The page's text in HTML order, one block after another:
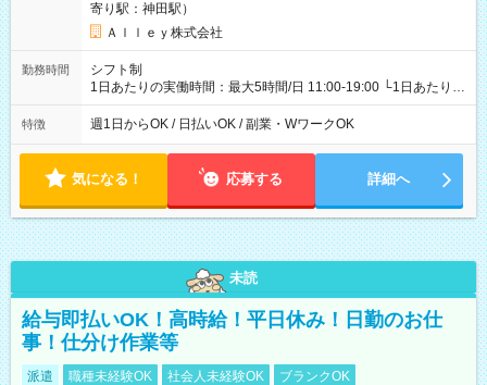
寄り駅：神田駅）
Ａｌｌｅｙ株式会社
勤務時間
シフト制
1日あたりの実働時間：最大5時間/日 11:00-19:00 └1日あたりの
実働時間：1-5時間 └上記の時間帯内であれば、いつでも勤務可
能！ └平日・土曜日の中で、お好きな曜日でご勤務いただけま
18:00 などのように、自由な働き方が可能なお仕事です！
特徴 週1日からOK / 日払いOK / 副業・WワークOK
気になる！ 応募する 詳細へ
未読
給与即払いOK！高時給！平日休み！日勤のお仕
事！仕分け作業等
派遣 職種未経験OK 社会人未経験OK
ブランクOK